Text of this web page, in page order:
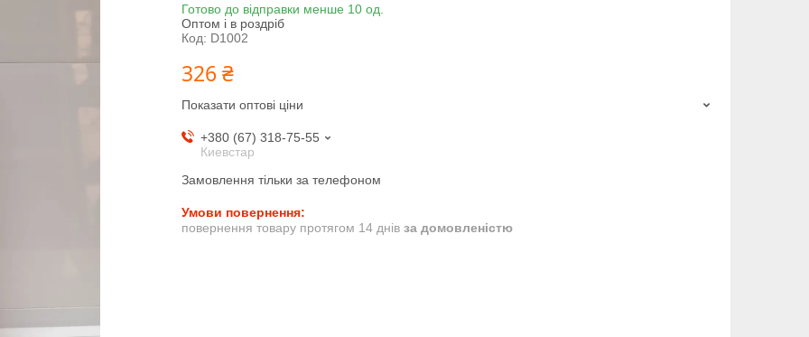
Готово до відправки менше 10 од.
Оптом і в роздріб
Код: D1002
326 ₴
Показати оптові ціни
+380 (67) 318-75-55
Киевстар
Замовлення тільки за телефоном
повернення товару протягом 14 днів за домовленістю